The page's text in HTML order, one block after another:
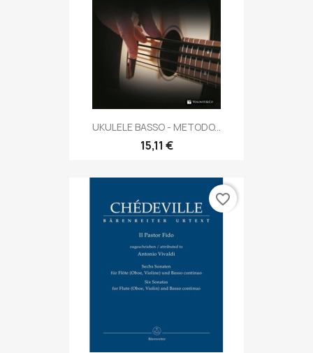
UKULELE BASSO - METODO...
15,11 €
favorite_border